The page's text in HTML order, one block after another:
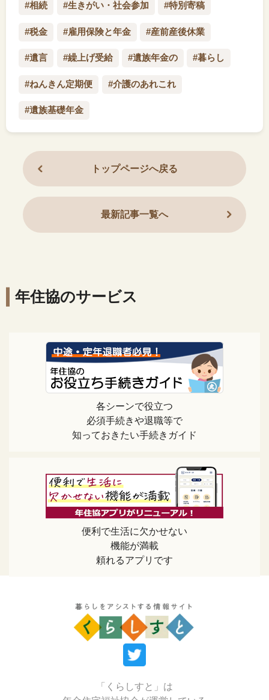
#相続 #生きがい・社会参加 #特別寄稿
#税金 #雇用保険と年金 #産前産後休業
#遺言 #繰上げ受給 #遺族年金の #暮らし
#ねんきん定期便 #介護のあれこれ
#遺族基礎年金
トップページへ戻る
最新記事一覧へ
年住協のサービス
各シーンで役立つ
必須手続きや退職等で
知っておきたい手続きガイド
便利で生活に欠かせない
機能が満載
頼れるアプリです
「くらしすと」は